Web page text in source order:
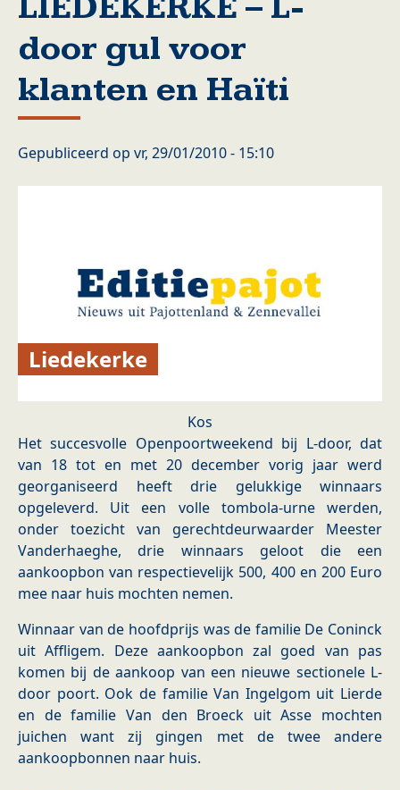
door gul voor
klanten en Haïti
Gepubliceerd op vr, 29/01/2010 - 15:10
Liedekerke
Kos
Het succesvolle Openpoortweekend bij L-door, dat
van 18 tot en met 20 december vorig jaar werd
georganiseerd heeft drie gelukkige winnaars
opgeleverd. Uit een volle tombola-urne werden,
onder toezicht van gerechtdeurwaarder Meester
Vanderhaeghe, drie winnaars geloot die een
aankoopbon van respectievelijk 500, 400 en 200 Euro
mee naar huis mochten nemen.
Winnaar van de hoofdprijs was de familie De Coninck
uit Affligem. Deze aankoopbon zal goed van pas
komen bij de aankoop van een nieuwe sectionele L-
door poort. Ook de familie Van Ingelgom uit Lierde
en de familie Van den Broeck uit Asse mochten
juichen want zij gingen met de twee andere
aankoopbonnen naar huis.